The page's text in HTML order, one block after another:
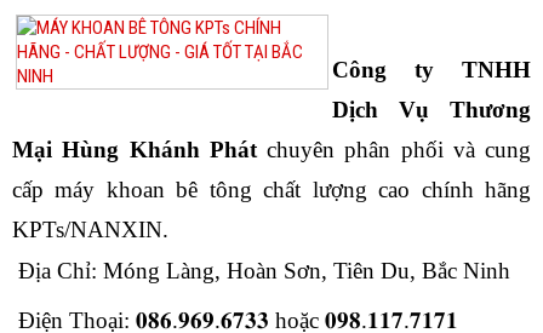
Công ty TNHH
Dịch Vụ Thương
Mại Hùng Khánh Phátchuyên phân phối và cung
cấp máy khoan bê tông chất lượng cao chính hãng
KPTs/NANXIN.
Địa Chỉ: Móng Làng, Hoàn Sơn, Tiên Du, Bắc Ninh
Điện Thoại: 𝟎𝟖𝟔.𝟗𝟔𝟗.𝟔𝟕𝟑𝟑 hoặc 𝟎𝟗𝟖.𝟏𝟏𝟕.𝟕𝟏𝟕𝟏